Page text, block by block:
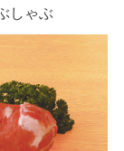
しゃぶ